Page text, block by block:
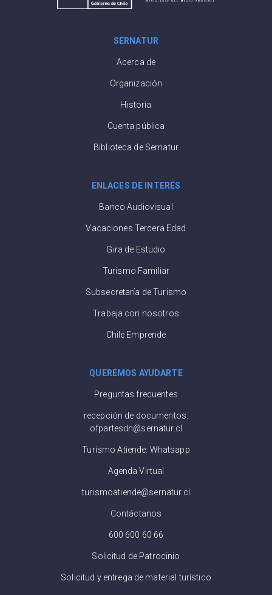
SERNATUR
Acerca de
Organización
Historia
Cuenta pública
Biblioteca de Sernatur
ENLACES DE INTERÉS
Banco Audiovisual
Vacaciones Tercera Edad
Gira de Estudio
Turismo Familiar
Subsecretaría de Turismo
Trabaja con nosotros
Chile Emprende
QUEREMOS AYUDARTE
Preguntas frecuentes
recepción de documentos:
ofpartesdn@sernatur.cl
Turismo Atiende: Whatsapp
Agenda Virtual
turismoatiende@sernatur.cl
Contáctanos
600 600 60 66
Solicitud de Patrocinio
Solicitud y entrega de material turístico